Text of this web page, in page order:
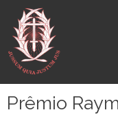
para
conteúdo
Prêmio